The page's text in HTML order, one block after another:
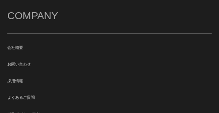
COMPANY
会社概要
お問い合わせ
採用情報
よくあるご質問